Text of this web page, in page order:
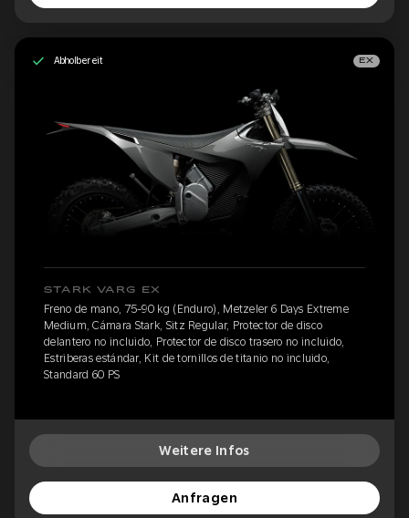
Abholbereit EX
STARK VARG EX
Freno de mano, 75-90 kg (Enduro), Metzeler 6 Days Extreme
Medium, Cámara Stark, Sitz Regular, Protector de disco
delantero no incluido, Protector de disco trasero no incluido,
Estriberas estándar, Kit de tornillos de titanio no incluido,
Standard 60 PS
Weitere Infos
Anfragen